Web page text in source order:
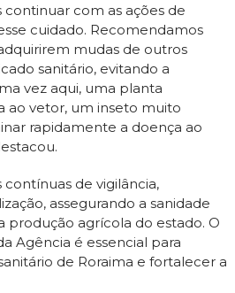
com as ações de
cuidado. Recomendamos
mudas de outros
sanitário, evitando a
vez aqui, uma planta
ao vetor, um inseto muito
rapidamente a doença ao
de vigilância,
assegurando a sanidade
agrícola do estado. O
Agência é essencial para
de Roraima e fortalecer a